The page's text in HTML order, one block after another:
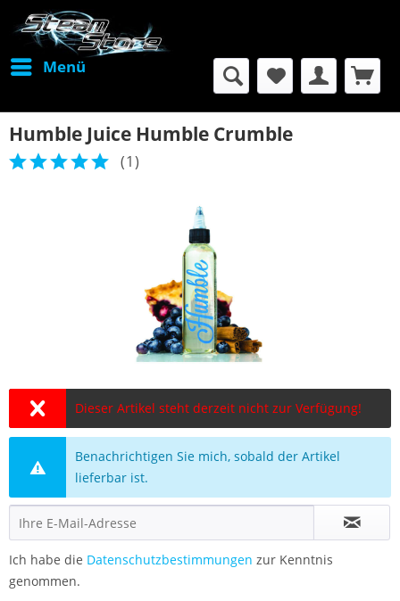
Menü
Humble Juice Humble Crumble
(1)
Dieser Artikel steht derzeit nicht zur Verfügung!
Benachrichtigen Sie mich, sobald der Artikel
lieferbar ist.
Ich habe die Datenschutzbestimmungen zur Kenntnis
genommen.